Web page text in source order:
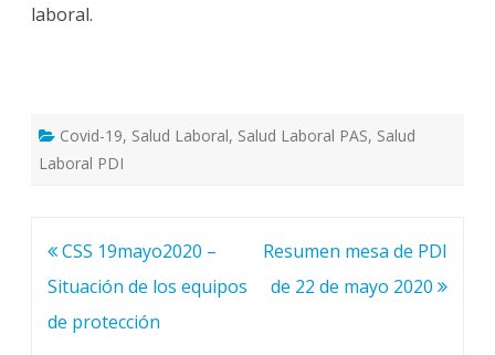
laboral.
Covid-19, Salud Laboral, Salud Laboral PAS, Salud
Laboral PDI
Navegación
de
entradas
CSS 19mayo2020 –
Situación de los equipos
de protección
Resumen mesa de PDI
de 22 de mayo 2020